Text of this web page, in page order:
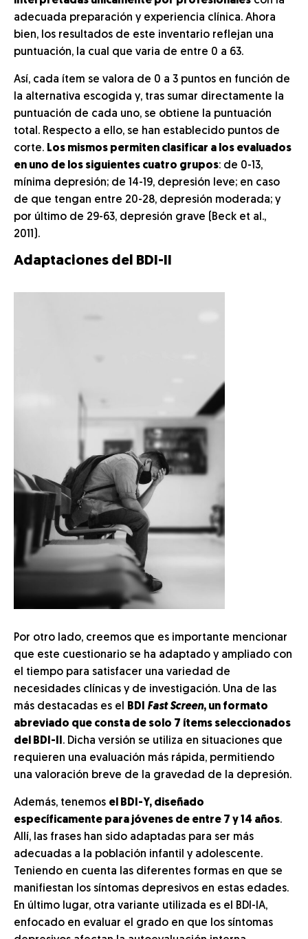
adecuada preparación y experiencia clínica. Ahora
bien, los resultados de este inventario reflejan una
puntuación, la cual que varia de entre 0 a 63.
Así, cada ítem se valora de 0 a 3 puntos en función de
la alternativa escogida y, tras sumar directamente la
puntuación de cada uno, se obtiene la puntuación
total. Respecto a ello, se han establecido puntos de
corte. Los mismos permiten clasificar a los evaluados
en uno de los siguientes cuatro grupos: de 0-13,
mínima depresión; de 14-19, depresión leve; en caso
de que tengan entre 20-28, depresión moderada; y
por último de 29-63, depresión grave (Beck et al.,
2011).
Adaptaciones del BDI-II
Por otro lado, creemos que es importante mencionar
que este cuestionario se ha adaptado y ampliado con
el tiempo para satisfacer una variedad de
necesidades clínicas y de investigación. Una de las
más destacadas es el
BDI Fast Screen, un formato
abreviado que consta de solo 7 ítems seleccionados
del BDI-II . Dicha versión se utiliza en situaciones que
requieren una evaluación más rápida, permitiendo
una valoración breve de la gravedad de la depresión.
Además, tenemos el BDI-Y, diseñado
específicamente para jóvenes de entre 7 y 14 años.
Allí, las frases han sido adaptadas para ser más
adecuadas a la población infantil y adolescente.
Teniendo en cuenta las diferentes formas en que se
manifiestan los síntomas depresivos en estas edades.
En último lugar, otra variante utilizada es el BDI-IA,
enfocado en evaluar el grado en que los síntomas